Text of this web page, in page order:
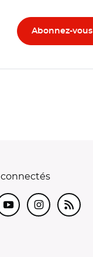
YoutubeInstagram
RSS